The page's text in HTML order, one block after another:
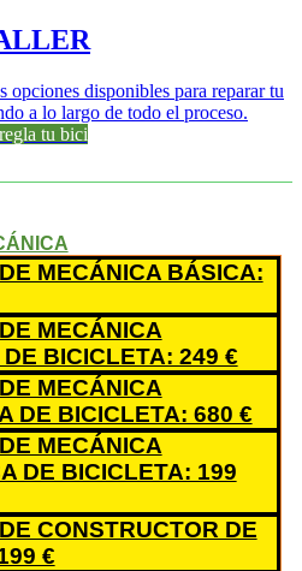
opciones disponibles para reparar tu
a lo largo de todo el proceso.
tu bici
MECÁNICA BÁSICA:
MECÁNICA
BICICLETA: 249 €
MECÁNICA
DE BICICLETA: 680 €
MECÁNICA
DE BICICLETA: 199
CONSTRUCTOR DE
€